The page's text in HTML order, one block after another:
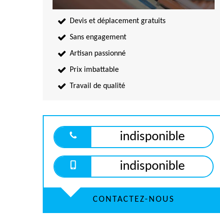
Devis et déplacement gratuits
Sans engagement
Artisan passionné
Prix imbattable
Travail de qualité
indisponible
indisponible
CONTACTEZ-NOUS